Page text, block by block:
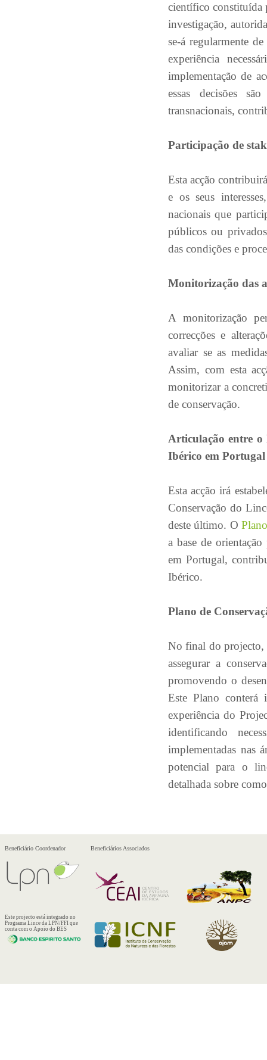
científico constituída
investigação,
se-á regularmente
experiência
implementação de
essas decisões
transnacionais,
Participação de
Esta acção
e os seus
nacionais que
públicos ou
das condições e
Monitorização das
A monitorização
correcções e
avaliar se as
Assim, com esta
monitorizar a
de conservação.
Articulação entre
Ibérico em Portugal
Esta acção irá
Conservação do
deste último. O
a base de
em Portugal,
Ibérico.
Plano de
No final do projecto,
assegurar a
promovendo o
Este Plano conterá
experiência do
identificando
implementadas nas
potencial para o
detalhada sobre
Beneficiário Coordenador Beneficiários Associados
Este projecto está integrado no
Programa Lince da LPN/FFI que
conta com o Apoio do BES